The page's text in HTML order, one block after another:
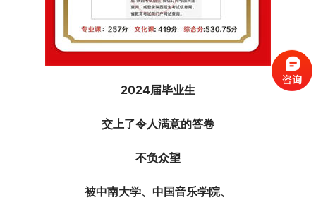
2024届毕业生
交上了令人满意的答卷
不负众望
被中南大学、中国音乐学院、